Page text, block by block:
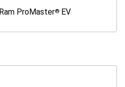
Ram ProMaster®EV
Ram
EV